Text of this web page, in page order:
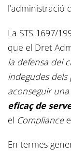
l’administració
La STS 1697/
que el Dret
la defensa del
indegudes
aconseguir una
eficaç de
el Compliance
En termes